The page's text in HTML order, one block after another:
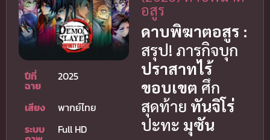
ปีที่
ฉาย
2025
เสียง
พากย์ไทย
ระบบ
Full HD
อสูร
ดาบพิฆาตอสูร :
สรุป! ภารกิจบุก
ปราสาทไร้
ขอบเขต ศึก
สุดท้าย ทันจิโร่
ปะทะ มุซัน